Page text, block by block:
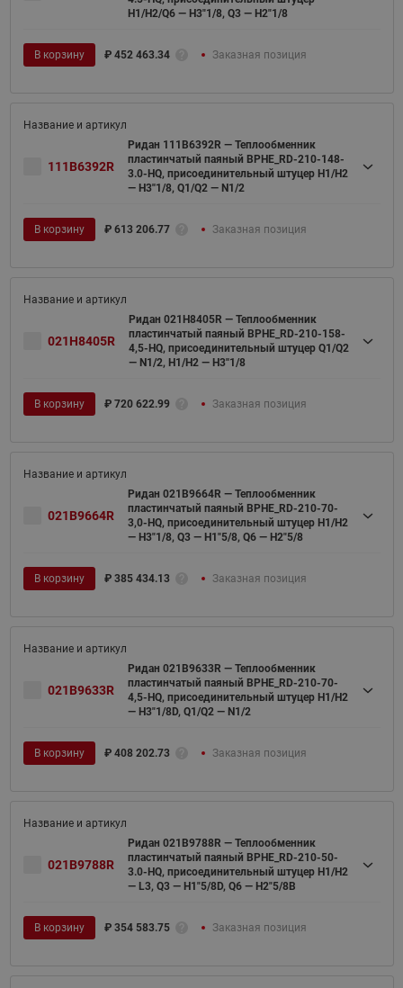
H1/H2/Q6 — H3"1/8, Q3 — H2"1/8
В корзину ₽ 452 463.34 Заказная позиция
111B6392R
Ридан 111B6392R — Теплообменник
пластинчатый паяный BPHE_RD-210-148-
3.0-HQ, присоединительный штуцер H1/H2
— H3''1/8, Q1/Q2 — N1/2
В корзину ₽ 613 206.77 Заказная позиция
021H8405R
Ридан 021H8405R — Теплообменник
пластинчатый паяный BPHE_RD-210-158-
4,5-HQ, присоединительный штуцер Q1/Q2
— N1/2, H1/H2 — H3''1/8
В корзину ₽ 720 622.99 Заказная позиция
021B9664R
Ридан 021B9664R — Теплообменник
пластинчатый паяный BPHE_RD-210-70-
3,0-HQ, присоединительный штуцер H1/H2
— H3"1/8, Q3 — H1"5/8, Q6 — H2"5/8
В корзину ₽ 385 434.13 Заказная позиция
021B9633R
Ридан 021B9633R — Теплообменник
пластинчатый паяный BPHE_RD-210-70-
4,5-HQ, присоединительный штуцер H1/H2
— H3"1/8D, Q1/Q2 — N1/2
В корзину ₽ 408 202.73 Заказная позиция
021B9788R
Ридан 021B9788R — Теплообменник
пластинчатый паяный BPHE_RD-210-50-
3.0-HQ, присоединительный штуцер H1/H2
— L3, Q3 — H1"5/8D, Q6 — H2"5/8B
В корзину ₽ 354 583.75 Заказная позиция